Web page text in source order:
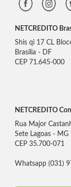
NETCREDITO
Shis qi 17 CL
Brasília - DF
CEP 71.645-000
NETCREDITO
Rua Major
Sete Lagoas - MG
CEP 35.700-071
Whatsapp (031)